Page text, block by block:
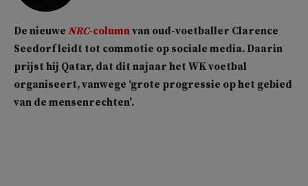
De nieuwe NRC-columnvan oud-voetballer Clarence
Seedorf leidt tot commotie op sociale media. Daarin
prijst hij Qatar, dat dit najaar het WK voetbal
organiseert, vanwege ‘grote progressie op het gebied
van de mensenrechten’.